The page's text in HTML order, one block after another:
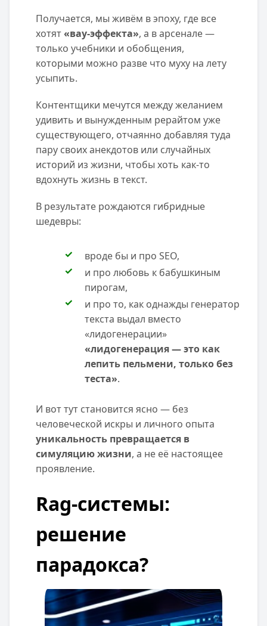
Получается, мы живём в эпоху, где все
хотят«вау-эффекта», а в арсенале —
только учебники и обобщения,
которыми можно разве что муху на лету
усыпить.
Контентщики мечутся между желанием
удивить и вынужденным рерайтом уже
существующего, отчаянно добавляя туда
пару своих анекдотов или случайных
историй из жизни, чтобы хоть как-то
вдохнуть жизнь в текст.
В результате рождаются гибридные
шедевры:
вроде бы и про SEO,
и про любовь к бабушкиным
пирогам,
и про то, как однажды генератор
текста выдал вместо
«лидогенерации»
«лидогенерация — это как
лепить пельмени, только без
теста».
И вот тут становится ясно — без
человеческой искры и личного опыта
уникальность превращается в
симуляцию жизни, а не её настоящее
проявление.
Rag-системы:
решение
парадокса?